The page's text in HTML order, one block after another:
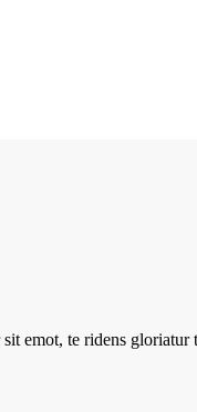
emot, te ridens gloriatur